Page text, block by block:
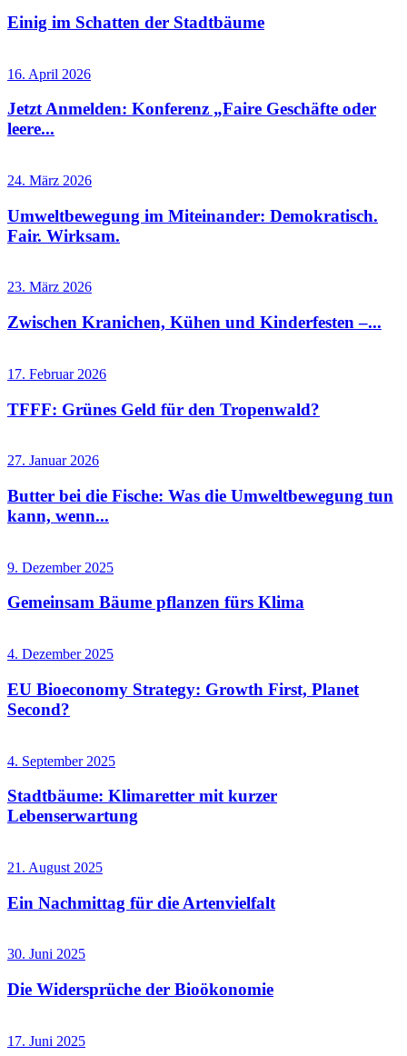
Einig im Schatten der Stadtbäume
16. April 2026
Jetzt Anmelden: Konferenz „Faire Geschäfte oder
leere...
24. März 2026
Umweltbewegung im Miteinander: Demokratisch.
Fair. Wirksam.
23. März 2026
Zwischen Kranichen, Kühen und Kinderfesten –...
17. Februar 2026
TFFF: Grünes Geld für den Tropenwald?
27. Januar 2026
Butter bei die Fische: Was die Umweltbewegung tun
kann, wenn...
9. Dezember 2025
Gemeinsam Bäume pflanzen fürs Klima
4. Dezember 2025
EU Bioeconomy Strategy: Growth First, Planet
Second?
4. September 2025
Stadtbäume: Klimaretter mit kurzer
Lebenserwartung
21. August 2025
Ein Nachmittag für die Artenvielfalt
30. Juni 2025
Die Widersprüche der Bioökonomie
17. Juni 2025